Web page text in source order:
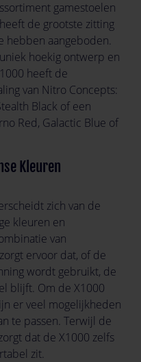
gamestoelen
de grootste zitting
hebben aangeboden.
hoekig ontwerp en
heeft de
van Nitro Concepts:
Black of een
Red, Galactic Blue of
Kleuren
zich van de
kleuren en
van
ervoor dat, of de
wordt gebruikt, de
blijft. Om de X1000
er veel mogelijkheden
te passen. Terwijl de
dat de X1000 zelfs
zit.